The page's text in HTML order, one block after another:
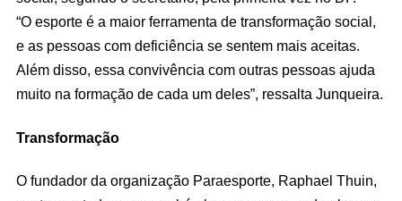
“O esporte é a maior ferramenta de transformação social,
e as pessoas com deficiência se sentem mais aceitas.
Além disso, essa convivência com outras pessoas ajuda
muito na formação de cada um deles”, ressalta Junqueira.
Transformação
O fundador da organização Paraesporte, Raphael Thuin,